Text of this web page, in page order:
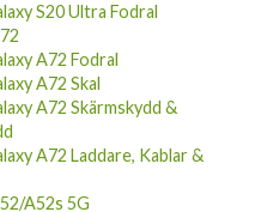
S20 Ultra Fodral
A72 Fodral
A72 Skal
A72 Skärmskydd &
A72 Laddare, Kablar &
A52s 5G